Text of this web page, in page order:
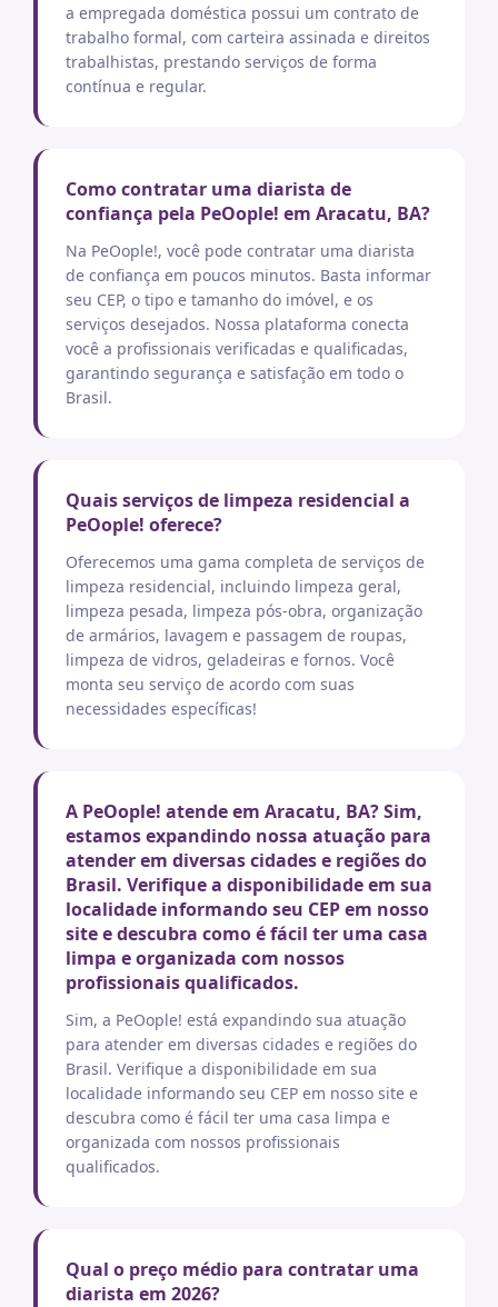
a empregada doméstica possui um contrato de
trabalho formal, com carteira assinada e direitos
trabalhistas, prestando serviços de forma
contínua e regular.
Como contratar uma diarista de
confiança pela PeOople! em Aracatu, BA?
Na PeOople!, você pode contratar uma diarista
de confiança em poucos minutos. Basta informar
seu CEP, o tipo e tamanho do imóvel, e os
serviços desejados. Nossa plataforma conecta
você a profissionais verificadas e qualificadas,
garantindo segurança e satisfação em todo o
Brasil.
Quais serviços de limpeza residencial a
PeOople! oferece?
Oferecemos uma gama completa de serviços de
limpeza residencial, incluindo limpeza geral,
limpeza pesada, limpeza pós-obra, organização
de armários, lavagem e passagem de roupas,
limpeza de vidros, geladeiras e fornos. Você
monta seu serviço de acordo com suas
necessidades específicas!
A PeOople! atende em Aracatu, BA? Sim,
estamos expandindo nossa atuação para
atender em diversas cidades e regiões do
Brasil. Verifique a disponibilidade em sua
localidade informando seu CEP em nosso
site e descubra como é fácil ter uma casa
limpa e organizada com nossos
profissionais qualificados.
Sim, a PeOople! está expandindo sua atuação
para atender em diversas cidades e regiões do
Brasil. Verifique a disponibilidade em sua
localidade informando seu CEP em nosso site e
descubra como é fácil ter uma casa limpa e
organizada com nossos profissionais
qualificados.
Qual o preço médio para contratar uma
diarista em 2026?